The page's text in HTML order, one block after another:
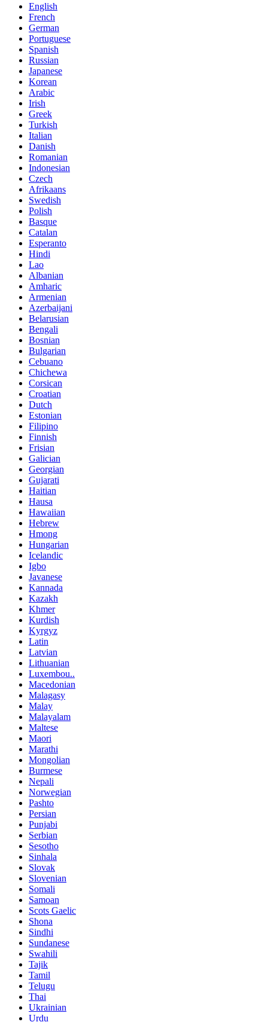
English
French
German
Portuguese
Spanish
Russian
Japanese
Korean
Arabic
Irish
Greek
Turkish
Italian
Danish
Romanian
Indonesian
Czech
Afrikaans
Swedish
Polish
Basque
Catalan
Esperanto
Hindi
Lao
Albanian
Amharic
Armenian
Azerbaijani
Belarusian
Bengali
Bosnian
Bulgarian
Cebuano
Chichewa
Corsican
Croatian
Dutch
Estonian
Filipino
Finnish
Frisian
Galician
Georgian
Gujarati
Haitian
Hausa
Hawaiian
Hebrew
Hmong
Hungarian
Icelandic
Igbo
Javanese
Kannada
Kazakh
Khmer
Kurdish
Kyrgyz
Latin
Latvian
Lithuanian
Luxembou..
Macedonian
Malagasy
Malay
Malayalam
Maltese
Maori
Marathi
Mongolian
Burmese
Nepali
Norwegian
Pashto
Persian
Punjabi
Serbian
Sesotho
Sinhala
Slovak
Slovenian
Somali
Samoan
Scots Gaelic
Shona
Sindhi
Sundanese
Swahili
Tajik
Tamil
Telugu
Thai
Ukrainian
Urdu